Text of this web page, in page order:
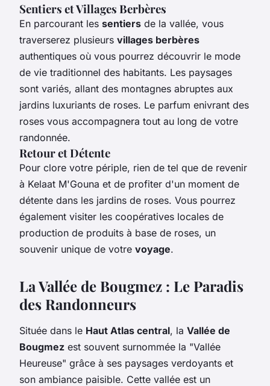
Sentiers et Villages Berbères
En parcourant les sentiers de la vallée, vous
traverserez plusieurs villages berbères
authentiques où vous pourrez découvrir le mode
de vie traditionnel des habitants. Les paysages
sont variés, allant des montagnes abruptes aux
jardins luxuriants de roses. Le parfum enivrant des
roses vous accompagnera tout au long de votre
randonnée.
Retour et Détente
Pour clore votre périple, rien de tel que de revenir
à Kelaat M'Gouna et de profiter d'un moment de
détente dans les jardins de roses. Vous pourrez
également visiter les coopératives locales de
production de produits à base de roses, un
souvenir unique de votre voyage.
La Vallée de Bougmez : Le Paradis
des Randonneurs
Située dans le Haut Atlas central, la Vallée de
Bougmez est souvent surnommée la "Vallée
Heureuse" grâce à ses paysages verdoyants et
son ambiance paisible. Cette vallée est un